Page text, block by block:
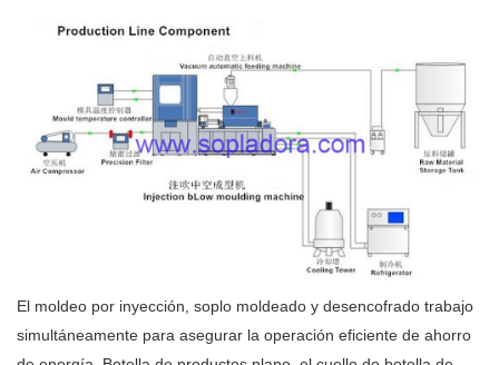
El moldeo por inyección, soplo moldeado y desencofrado trabajo
simultáneamente para asegurar la operación eficiente de ahorro